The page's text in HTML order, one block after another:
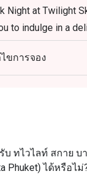
Night at Twilight
to indulge in a
Night”, featuring
your
Roof Top
is not
ขการจอง
ทไวไลท์ สกาย บ
Phuket) ได้หรือไม่